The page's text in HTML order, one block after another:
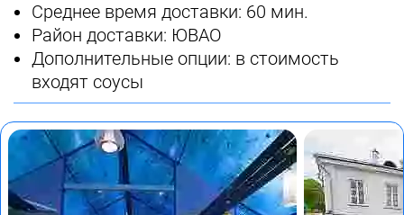
Среднее время доставки: 60 мин.
Район доставки: ЮВАО
Дополнительные опции: в стоимость
входят соусы